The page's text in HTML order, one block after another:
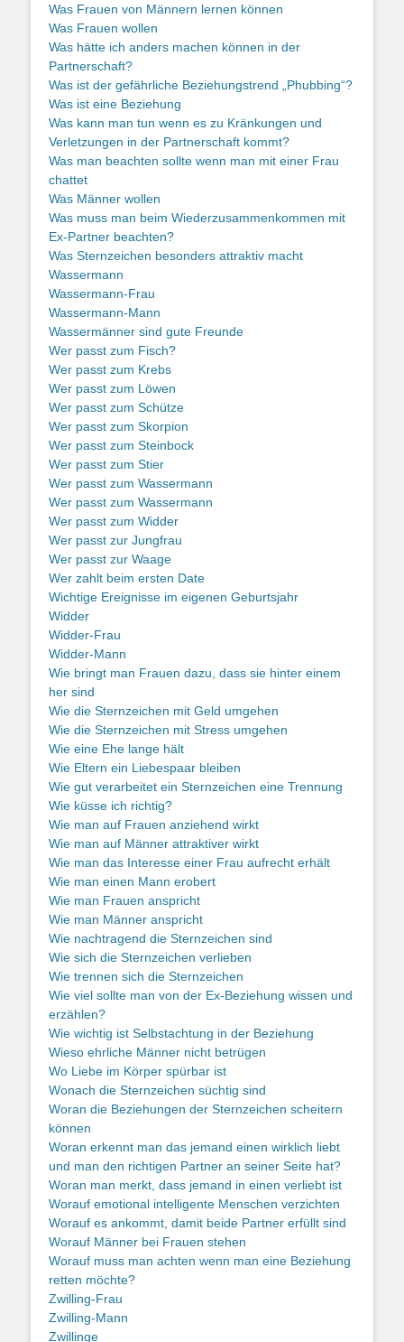
Was Frauen von Männern lernen können
Was Frauen wollen
Was hätte ich anders machen können in der
Partnerschaft?
Was ist der gefährliche Beziehungstrend „Phubbing“?
Was ist eine Beziehung
Was kann man tun wenn es zu Kränkungen und
Verletzungen in der Partnerschaft kommt?
Was man beachten sollte wenn man mit einer Frau
chattet
Was Männer wollen
Was muss man beim Wiederzusammenkommen mit
Ex-Partner beachten?
Was Sternzeichen besonders attraktiv macht
Wassermann
Wassermann-Frau
Wassermann-Mann
Wassermänner sind gute Freunde
Wer passt zum Fisch?
Wer passt zum Krebs
Wer passt zum Löwen
Wer passt zum Schütze
Wer passt zum Skorpion
Wer passt zum Steinbock
Wer passt zum Stier
Wer passt zum Wassermann
Wer passt zum Wassermann
Wer passt zum Widder
Wer passt zur Jungfrau
Wer passt zur Waage
Wer zahlt beim ersten Date
Wichtige Ereignisse im eigenen Geburtsjahr
Widder
Widder-Frau
Widder-Mann
Wie bringt man Frauen dazu, dass sie hinter einem
her sind
Wie die Sternzeichen mit Geld umgehen
Wie die Sternzeichen mit Stress umgehen
Wie eine Ehe lange hält
Wie Eltern ein Liebespaar bleiben
Wie gut verarbeitet ein Sternzeichen eine Trennung
Wie küsse ich richtig?
Wie man auf Frauen anziehend wirkt
Wie man auf Männer attraktiver wirkt
Wie man das Interesse einer Frau aufrecht erhält
Wie man einen Mann erobert
Wie man Frauen anspricht
Wie man Männer anspricht
Wie nachtragend die Sternzeichen sind
Wie sich die Sternzeichen verlieben
Wie trennen sich die Sternzeichen
Wie viel sollte man von der Ex-Beziehung wissen und
erzählen?
Wie wichtig ist Selbstachtung in der Beziehung
Wieso ehrliche Männer nicht betrügen
Wo Liebe im Körper spürbar ist
Wonach die Sternzeichen süchtig sind
Woran die Beziehungen der Sternzeichen scheitern
können
Woran erkennt man das jemand einen wirklich liebt
und man den richtigen Partner an seiner Seite hat?
Woran man merkt, dass jemand in einen verliebt ist
Worauf emotional intelligente Menschen verzichten
Worauf es ankommt, damit beide Partner erfüllt sind
Worauf Männer bei Frauen stehen
Worauf muss man achten wenn man eine Beziehung
retten möchte?
Zwilling-Frau
Zwilling-Mann
Zwillinge